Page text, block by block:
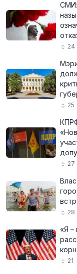
СМИ:
24
25
27
28
«Я –
21